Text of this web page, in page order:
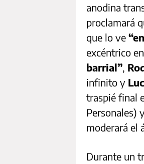
anodina
proclamará
que lo ve
excéntrico
barrial”,
infinito y
traspié final
Personales)
moderará el
Durante un